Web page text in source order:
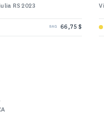
RS 2023
SAQ 66,75 $